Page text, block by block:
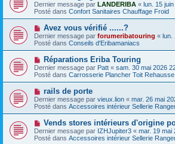
s
a
g
u
m
e
s
s
a
g
e
o
u
v
a
u
m
e
s
a
g
Dernier message par LANDERIBA « lun. 15
Posté dans Confort Sanitaires Chauffage Froid
N
o
u
v
e
a
u
m
e
s
s
a
g
e
Avez vous vérifié ......?
Dernier message par forumeribatouring « lun.
Posté dans Conseils d'Eribamaniacs
N
o
u
v
a
u
m
e
s
s
a
Réparations Eriba Touring
Dernier message par Patt « sam. 30 mai 2026
Posté dans Carrosserie Plancher Toit Rehausse
N
o
u
v
e
u
m
rails de porte
Dernier message par vieux.lion « mar. 26 mai
Posté dans Accessoires intérieur Sellerie
N
o
u
v
Vends stores intérieurs d'origine
Dernier message par IZHJupiter3 « mar. 19 mai
Posté dans Accessoires intérieur Sellerie